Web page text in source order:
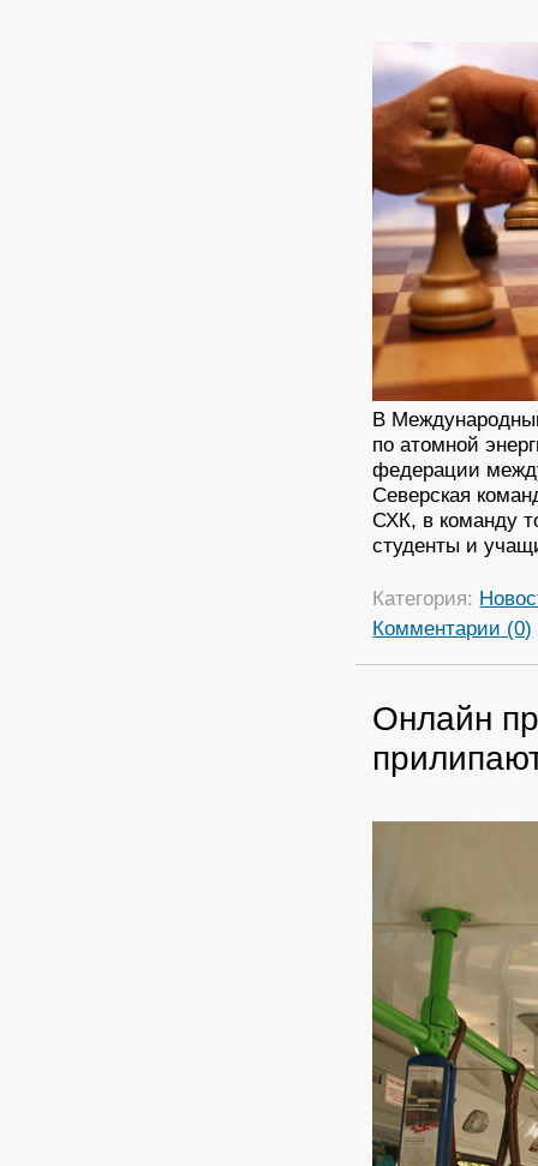
В
по атомной
федерации
Северская
СХК, в команду
студенты и
Категория:
Комментарии (0)
Онлайн